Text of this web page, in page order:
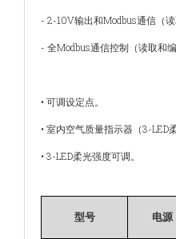
- 2-10V输出和Modbus通信（读
- 全Modbus通信控制（读取和编
• 可调设定点。
• 室内空气质量指示器（3-LED
• 3-LED柔光强度可调。
型号 电源